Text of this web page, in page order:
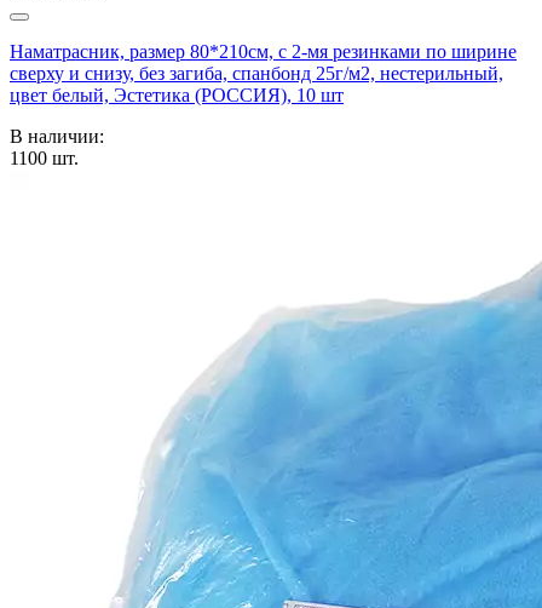
Наматрасник, размер 80*210см, с 2-мя резинками по ширине
сверху и снизу, без загиба, спанбонд 25г/м2, нестерильный,
цвет белый, Эстетика (РОССИЯ), 10 шт
В наличии:
1100 шт.